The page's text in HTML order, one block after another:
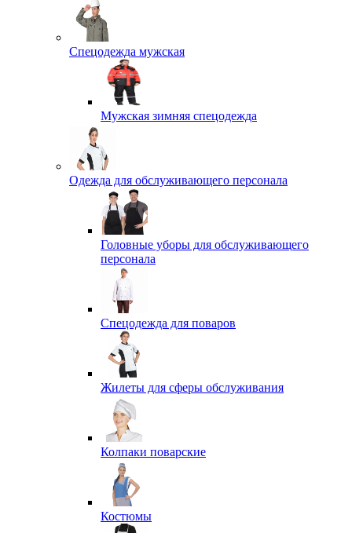
Спецодежда мужская
Мужская зимняя спецодежда
Одежда для обслуживающего персонала
Головные уборы для обслуживающего
персонала
Спецодежда для поваров
Жилеты для сферы обслуживания
Колпаки поварские
Костюмы